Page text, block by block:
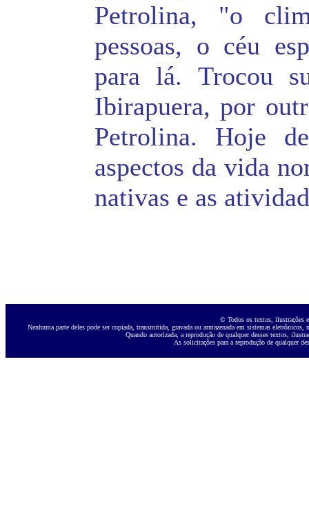
Petrolina, "o
pessoas, o céu
para lá. Trocou
Ibirapuera, por
Petrolina. Hoje
aspectos da vida
nativas e as
© Todos os textos, ilustrações
Nenhuma parte deles pode ser copiada, transmitida, gravada ou armazenada em sistemas
Quando autorizada, a reprodução de qualquer desses textos,
As solicitações para a reprodução de qualquer